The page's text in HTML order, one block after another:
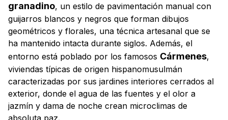
granadino, un estilo de pavimentación manual con
guijarros blancos y negros que forman dibujos
geométricos y florales, una técnica artesanal que se
ha mantenido intacta durante siglos. Además, el
entorno está poblado por los famosos Cármenes,
viviendas típicas de origen hispanomusulmán
caracterizadas por sus jardines interiores cerrados al
exterior, donde el agua de las fuentes y el olor a
jazmín y dama de noche crean microclimas de
absoluta paz.